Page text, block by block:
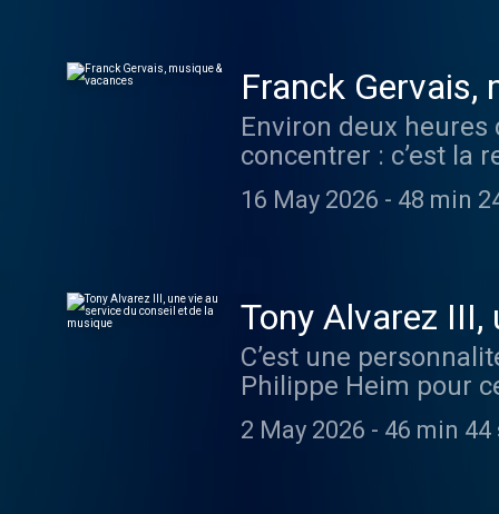
comme elle
ausha.co/politique-
Franck Gervais,
Environ deux heures
concentrer : c’est la
Pierre Vacances -
numéro de Jazz 40 .
ausha.co/politique-
16 May 2026 - 48 min
Tony Alvarez III,
C’est une
Philippe Heim pour
européenne d’
planète. Il mène
2 May 2026 - 46 min 44